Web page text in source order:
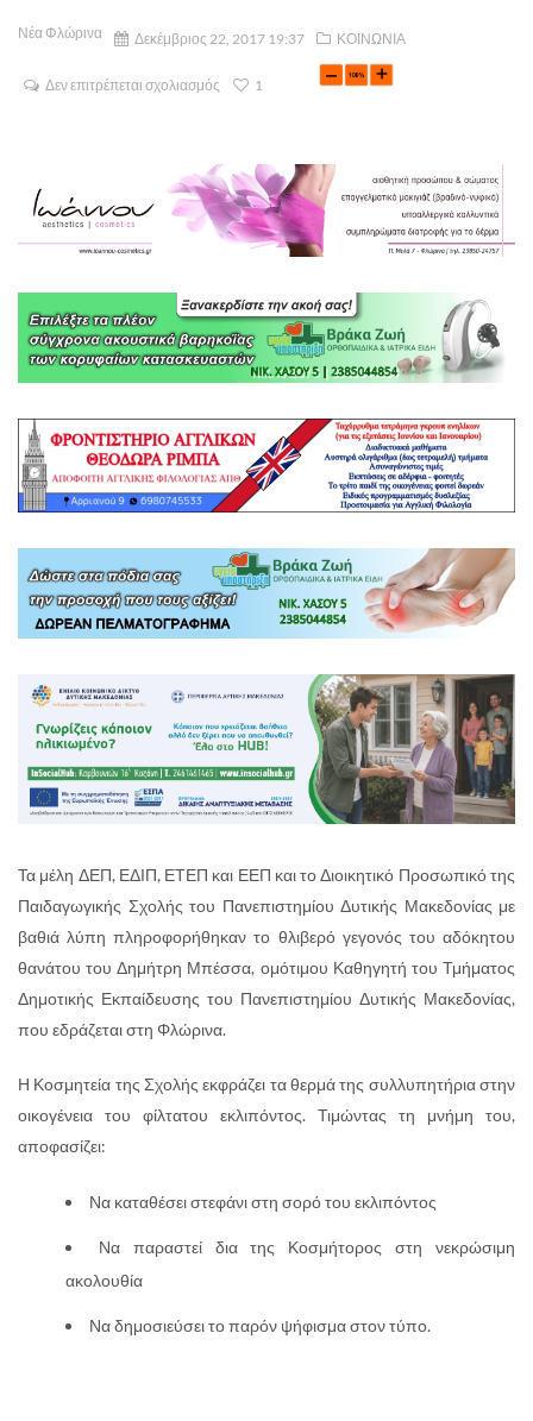
Νέα Φλώρινα Δεκέμβριος 22, 2017 19:37 ΚΟΙΝΩΝΙΑ
Δεν επιτρέπεται σχολιασμός 1
Τα μέλη ΔΕΠ, ΕΔΙΠ, ΕΤΕΠ και ΕΕΠ και το Διοικητικό Προσωπικό της
Παιδαγωγικής Σχολής του Πανεπιστημίου Δυτικής Μακεδονίας με
βαθιά λύπη πληροφορήθηκαν το θλιβερό γεγονός του αδόκητου
θανάτου του Δημήτρη Μπέσσα, ομότιμου Καθηγητή του Τμήματος
Δημοτικής Εκπαίδευσης του Πανεπιστημίου Δυτικής Μακεδονίας,
που εδράζεται στη Φλώρινα.
Η Κοσμητεία της Σχολής εκφράζει τα θερμά της συλλυπητήρια στην
οικογένεια του φίλτατου εκλιπόντος. Τιμώντας τη μνήμη του,
αποφασίζει:
Να καταθέσει στεφάνι στη σορό του εκλιπόντος
Να παραστεί δια της Κοσμήτορος στη νεκρώσιμη
ακολουθία
Να δημοσιεύσει το παρόν ψήφισμα στον τύπο.